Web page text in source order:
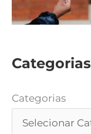
Categorias
Categorias